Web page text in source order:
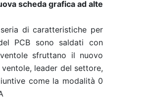
scheda grafica ad alte
di caratteristiche per
PCB sono saldati con
sfruttano il nuovo
leader del settore,
come la modalità 0